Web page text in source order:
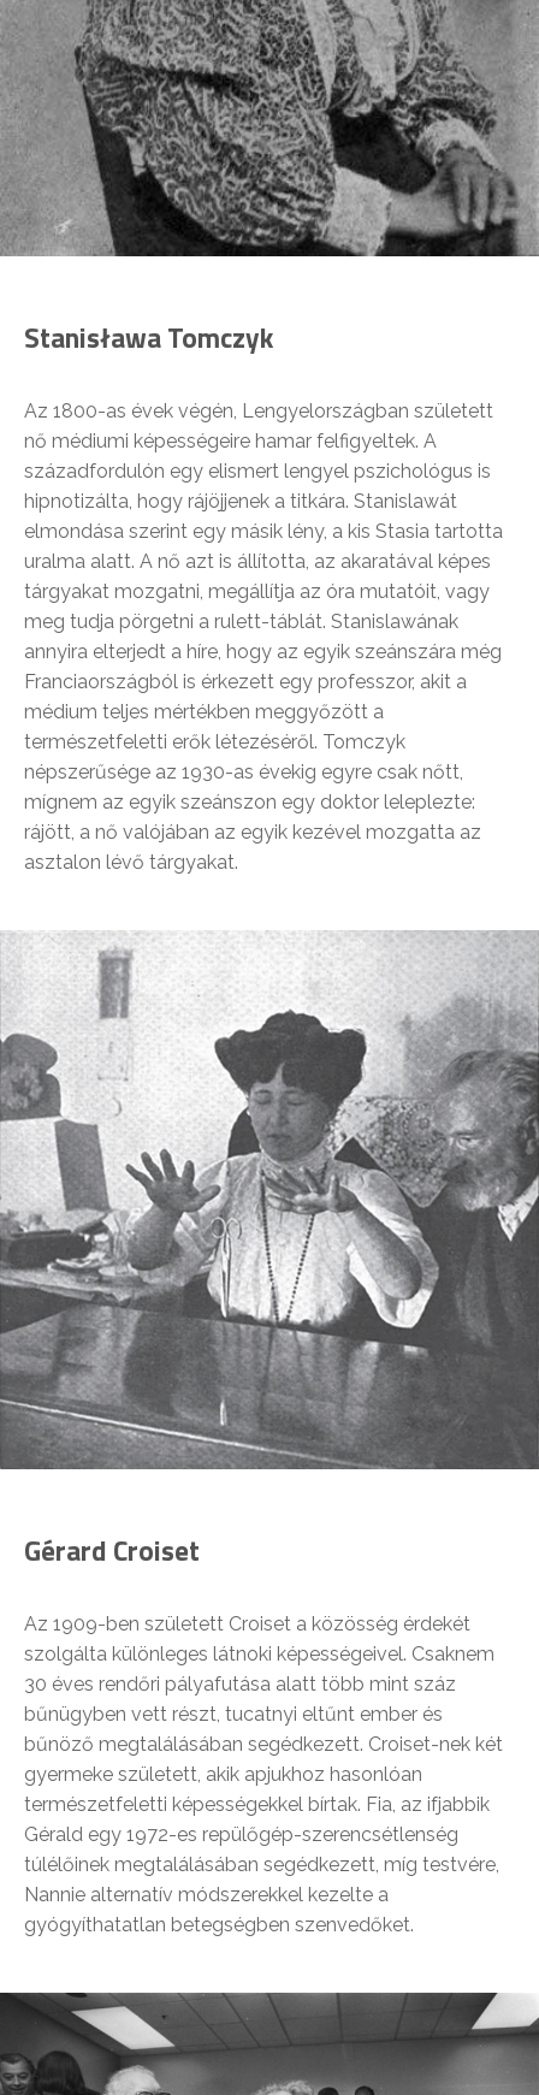
Stanisława Tomczyk
Az 1800-as évek végén, Lengyelországban született
nő médiumi képességeire hamar felfigyeltek. A
századfordulón egy elismert lengyel pszichológus is
hipnotizálta, hogy rájöjjenek a titkára. Stanislawát
elmondása szerint egy másik lény, a kis Stasia tartotta
uralma alatt. A nő azt is állította, az akaratával képes
tárgyakat mozgatni, megállítja az óra mutatóit, vagy
meg tudja pörgetni a rulett-táblát. Stanislawának
annyira elterjedt a híre, hogy az egyik szeánszára még
Franciaországból is érkezett egy professzor, akit a
médium teljes mértékben meggyőzött a
természetfeletti erők létezéséről. Tomczyk
népszerűsége az 1930-as évekig egyre csak nőtt,
mígnem az egyik szeánszon egy doktor leleplezte:
rájött, a nő valójában az egyik kezével mozgatta az
asztalon lévő tárgyakat.
Gérard Croiset
Az 1909-ben született Croiset a közösség érdekét
szolgálta különleges látnoki képességeivel. Csaknem
30 éves rendőri pályafutása alatt több mint száz
bűnügyben vett részt, tucatnyi eltűnt ember és
bűnöző megtalálásában segédkezett. Croiset-nek két
gyermeke született, akik apjukhoz hasonlóan
természetfeletti képességekkel bírtak. Fia, az ifjabbik
Gérald egy 1972-es repülőgép-szerencsétlenség
túlélőinek megtalálásában segédkezett, míg testvére,
Nannie alternatív módszerekkel kezelte a
gyógyíthatatlan betegségben szenvedőket.